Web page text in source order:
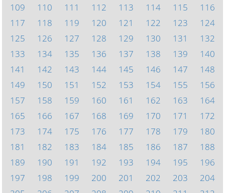
109
110 111 112 113 114 115
116
117
118 119 120 121 122 123
124
125
126 127 128 129 130 131
132
133
134 135 136 137 138 139
140
141
142 143 144 145 146 147
148
149
150 151 152 153 154 155
156
157
158 159 160 161 162 163
164
165
166 167 168 169 170 171
172
173
174 175 176 177 178 179
180
181
182 183 184 185 186 187
188
189
190 191 192 193 194 195
196
197
198 199 200 201 202 203
204